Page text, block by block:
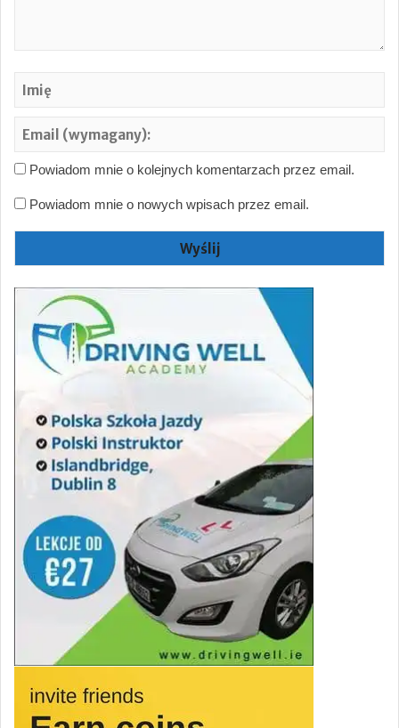
…
Powiadom mnie o kolejnych komentarzach przez email.
Powiadom mnie o nowych wpisach przez email.